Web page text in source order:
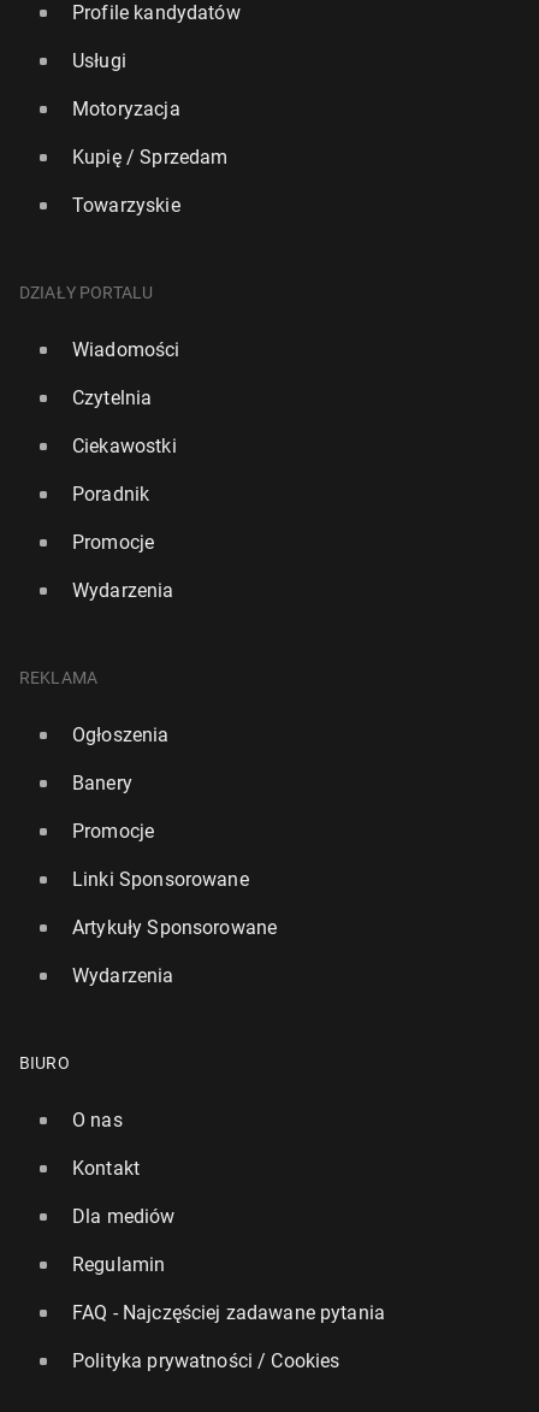
Profile kandydatów
Usługi
Motoryzacja
Kupię / Sprzedam
Towarzyskie
DZIAŁY PORTALU
Wiadomości
Czytelnia
Ciekawostki
Poradnik
Promocje
Wydarzenia
REKLAMA
Ogłoszenia
Banery
Promocje
Linki Sponsorowane
Artykuły Sponsorowane
Wydarzenia
BIURO
O nas
Kontakt
Dla mediów
Regulamin
FAQ - Najczęściej zadawane pytania
Polityka prywatności / Cookies